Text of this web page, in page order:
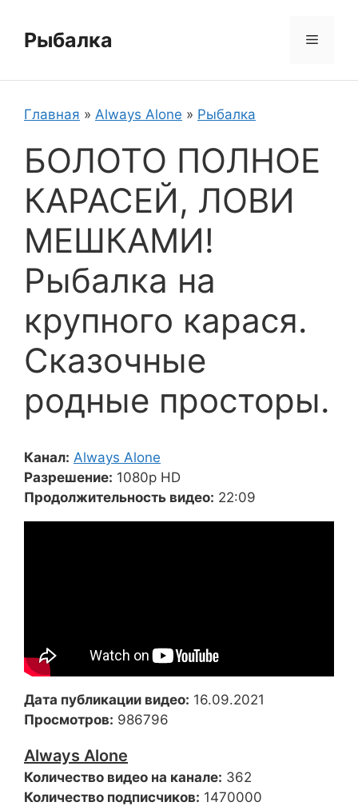
содержимому
Рыбалка Меню
Главная » Always Alone » Рыбалка
БОЛОТО ПОЛНОЕ
КАРАСЕЙ, ЛОВИ
МЕШКАМИ!
Рыбалка на
крупного карася.
Сказочные
родные просторы.
Канал: Always Alone
Разрешение: 1080p HD
Продолжительность видео: 22:09
Дата публикации видео: 16.09.2021
Просмотров: 986796
Always Alone
Количество видео на канале: 362
Количество подписчиков: 1470000